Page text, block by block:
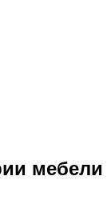
мебели